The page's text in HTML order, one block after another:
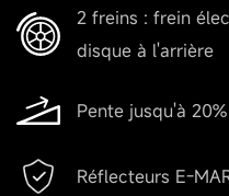
2 freins : frein
disque à l'arrière
Pente jusqu'à 20%
Réflecteurs E-